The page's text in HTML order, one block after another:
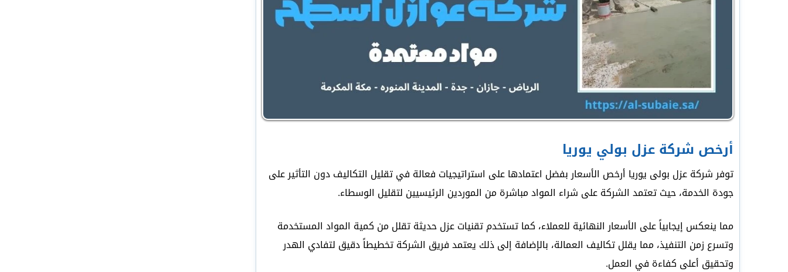
أرخص شركة عزل بولي يوريا
توفر شركة عزل بولى يوريا أرخص الأسعار بفضل اعتمادها على استراتيجيات فعالة في تقليل التكاليف دون التأثير على
جودة الخدمة، حيث تعتمد الشركة على شراء المواد مباشرة من الموردين الرئيسيين لتقليل الوسطاء.
مما ينعكس إيجابياً على الأسعار النهائية للعملاء، كما تستخدم تقنيات عزل حديثة تقلل من كمية المواد المستخدمة
وتسرع زمن التنفيذ، مما يقلل تكاليف العمالة، بالإضافة إلى ذلك يعتمد فريق الشركة تخطيطاً دقيق لتفادي الهدر
وتحقيق أعلى كفاءة في العمل.